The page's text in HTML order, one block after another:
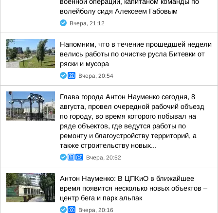
волейболу сидя Алексеем Габовым
Вчера, 21:12
Напомним, что в течение прошедшей недели
велись работы по очистке русла Битевки от
ряски и мусора
Вчера, 20:54
Глава города Антон Науменко сегодня, 8
августа, провел очередной рабочий объезд
по городу, во время которого побывал на
ряде объектов, где ведутся работы по
ремонту и благоустройству территорий, а
также строительству новых...
Вчера, 20:52
Антон Науменко: В ЦПКиО в ближайшее
время появится несколько новых объектов –
центр бега и парк альпак
Вчера, 20:16